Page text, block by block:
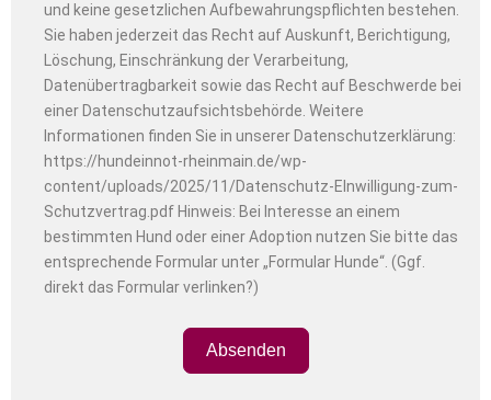
und keine gesetzlichen Aufbewahrungspflichten bestehen.
Sie haben jederzeit das Recht auf Auskunft, Berichtigung,
Löschung, Einschränkung der Verarbeitung,
Datenübertragbarkeit sowie das Recht auf Beschwerde bei
einer Datenschutzaufsichtsbehörde. Weitere
Informationen finden Sie in unserer Datenschutzerklärung:
https://hundeinnot-rheinmain.de/wp-
content/uploads/2025/11/Datenschutz-EInwilligung-zum-
Schutzvertrag.pdf Hinweis: Bei Interesse an einem
bestimmten Hund oder einer Adoption nutzen Sie bitte das
entsprechende Formular unter „Formular Hunde“. (Ggf.
direkt das Formular verlinken?)
Absenden